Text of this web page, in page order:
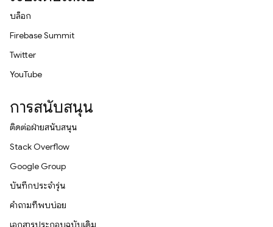
บล็อก
Firebase Summit
Twitter
YouTube
การสนับสนุน
ติดต่อฝ่ายสนับสนุน
Stack Overflow
Google Group
บันทึกประจำรุ่น
คำถามที่พบบ่อย
เอกสารประกอบฉบับเดิม